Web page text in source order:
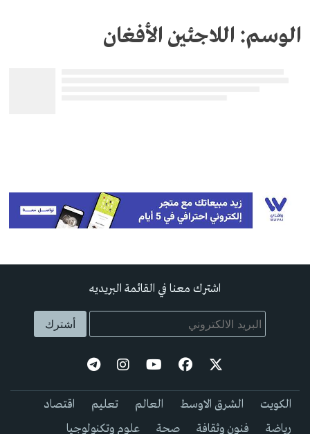
الوسم: اللاجئين الأفغان
اشترك معنا في القائمة البريديه
الكويت الشرق الاوسط العالم تعليم
اقتصاد
رياضة
فنون وثقافة صحة علوم وتكنولوجيا